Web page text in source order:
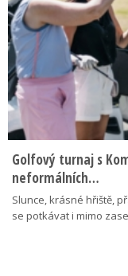
Golfový turnaj s
neformálních…
Slunce, krásné hřiště,
se potkávat i mimo